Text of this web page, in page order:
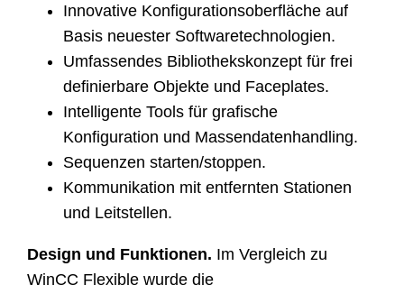
Innovative Konfigurationsoberfläche auf
Basis neuester Softwaretechnologien.
Umfassendes Bibliothekskonzept für frei
definierbare Objekte und Faceplates.
Intelligente Tools für grafische
Konfiguration und Massendatenhandling.
Sequenzen starten/stoppen.
Kommunikation mit entfernten Stationen
und Leitstellen.
Design und Funktionen. Im Vergleich zu
WinCC Flexible wurde die